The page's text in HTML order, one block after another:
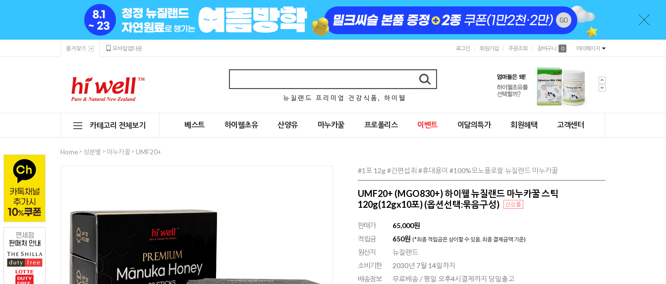
즐겨찾기 모바일앱다운 로그인 회원가입 주문조회 장바구니 0 마이페이지
뉴 질 랜 드 프 리 미 엄 건 강 식 품 , 하 이 웰
카테고리 전체보기 베스트 하이웰초유 산양유 마누카꿀 프로폴리스 이벤트 이달의특가 회원혜택 고객센터
Home > 성분별 > 마누카꿀 > UMF20+
#1포 12g #간편섭취 #휴대용이 #100%모노플로랄 뉴질랜드 마누카꿀
UMF20+ (MGO830+) 하이웰 뉴질랜드 마누카꿀 스틱
120g(12gx10포) (옵션선택:묶음구성)
판매가
65,000원
적립금
650원 (*최종 적립금은 상이할 수 있음. 최종 결제금액 기준)
원산지
뉴질랜드
소비기한
2030년 7월 14일까지
배송정보
무료배송 / 평일 오후4시결제까지 당일출고